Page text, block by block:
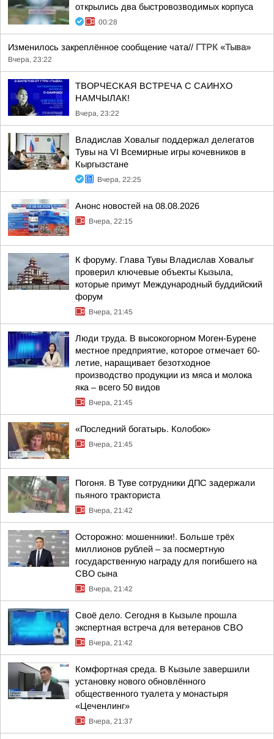
открылись два быстровозводимых корпуса
00:28
Изменилось закреплённое сообщение чата// ГТРК «Тыва»
Вчера, 23:22
ТВОРЧЕСКАЯ ВСТРЕЧА С САИНХО
НАМЧЫЛАК!
Вчера, 23:22
Владислав Ховалыг поддержал делегатов
Тувы на VI Всемирные игры кочевников в
Кыргызстане
Вчера, 22:25
Анонс новостей на 08.08.2026
Вчера, 22:15
К форуму. Глава Тувы Владислав Ховалыг
проверил ключевые объекты Кызыла,
которые примут Международный буддийский
форум
Вчера, 21:45
Люди труда. В высокогорном Моген-Бурене
местное предприятие, которое отмечает 60-
летие, наращивает безотходное
производство продукции из мяса и молока
яка – всего 50 видов
Вчера, 21:45
«Последний богатырь. Колобок»
Вчера, 21:45
Погоня. В Туве сотрудники ДПС задержали
пьяного тракториста
Вчера, 21:42
Осторожно: мошенники!. Больше трёх
миллионов рублей – за посмертную
государственную награду для погибшего на
СВО сына
Вчера, 21:42
Своё дело. Сегодня в Кызыле прошла
экспертная встреча для ветеранов СВО
Вчера, 21:42
Комфортная среда. В Кызыле завершили
установку нового обновлённого
общественного туалета у монастыря
«Цеченлинг»
Вчера, 21:37